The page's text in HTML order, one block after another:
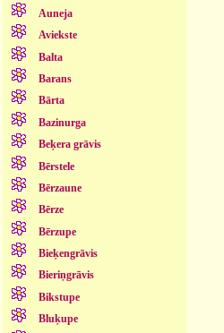
Auneja
Aviekste
Balta
Barans
Bārta
Bazinurga
Beķera grāvis
Bērstele
Bērzaune
Bērze
Bērzupe
Bieķengrāvis
Bieriņgrāvis
Bikstupe
Bluķupe